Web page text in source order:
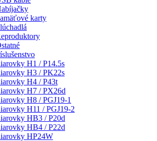
karty
H1 / P14.5s
H3 / PK22s
H4 / P43t
H7 / PX26d
H8 / PGJ19-1
H11 / PGJ19-2
HB3 / P20d
HB4 / P22d
HP24W